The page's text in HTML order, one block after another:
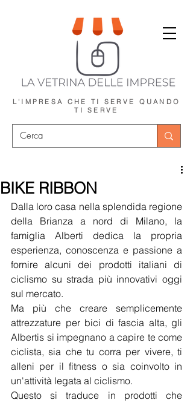
L'IMPRESA CHE TI SERVE QUANDO
TI SERVE
BIKE RIBBON
Dalla loro casa nella splendida regione
della Brianza a nord di Milano, la
famiglia Alberti dedica la propria
esperienza, conoscenza e passione a
fornire alcuni dei prodotti italiani di
ciclismo su strada più innovativi oggi
sul mercato.
Ma più che creare semplicemente
attrezzature per bici di fascia alta, gli
Albertis si impegnano a capire te come
ciclista, sia che tu corra per vivere, ti
alleni per il fitness o sia coinvolto in
un'attività legata al ciclismo.
Questo si traduce in prodotti che